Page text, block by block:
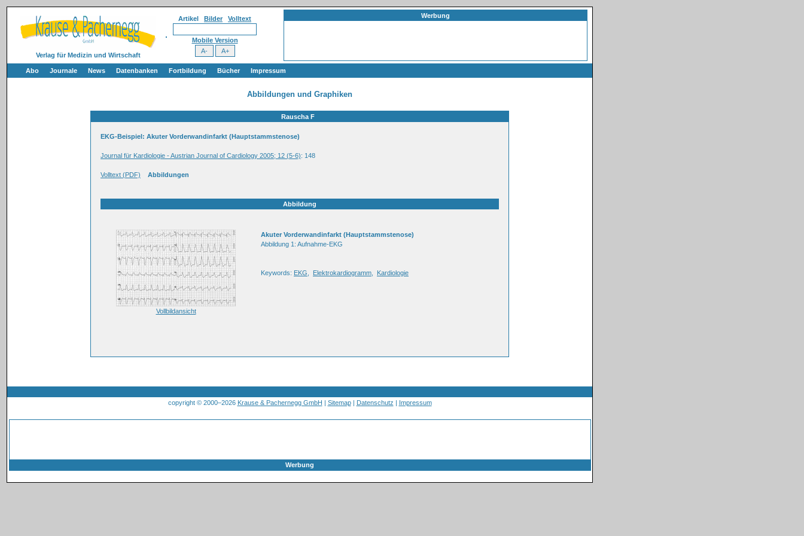
Verlag für Medizin und Wirtschaft
Artikel Bilder Volltext
Mobile Version
Werbung
Abo Journale News Datenbanken Fortbildung Bücher Impressum
Abbildungen und Graphiken
Rauscha F
EKG-Beispiel: Akuter Vorderwandinfarkt (Hauptstammstenose)
Journal für Kardiologie - Austrian Journal of Cardiology 2005; 12 (5-6): 148
Volltext (PDF) Abbildungen
Abbildung
Vollbildansicht
Akuter Vorderwandinfarkt (Hauptstammstenose)
Abbildung 1: Aufnahme-EKG
Keywords: EKG Elektrokardiogramm Kardiologie
copyright © 2000–2026 Krause & Pachernegg GmbH | Sitemap| Datenschutz | Impressum
Werbung